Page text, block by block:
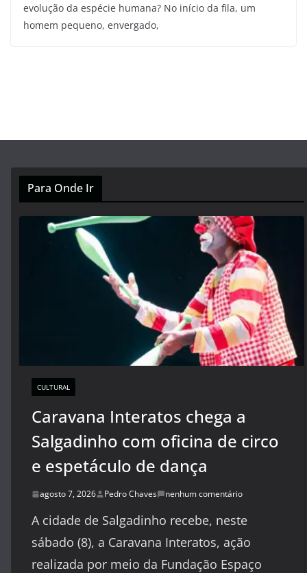
evolução da espécie humana? No início da fila, um
homem pequeno, envergado,
Para Onde Ir
CULTURAL
Caravana Interatos chega a
Salgadinho com oficina de circo
e espetáculo de dança
agosto 7, 2026 Pedro Chaves nenhum comentário
A cidade de Salgadinho recebe, neste
sábado (8), a Caravana Interatos, ação
realizada por meio da Fundação Espaço